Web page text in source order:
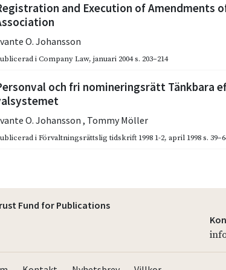
and Execution of Amendments
O. Johansson
iCompany Law,januari 2004s. 203–214
och fri nomineringsrätt Tänkbara
O. Johansson, Tommy Möller
iFörvaltningsrättslig tidskrift 1998 1-2,april 1998 s.
Fund for Publications